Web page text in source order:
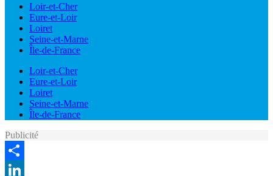
Loir-et-Cher
Eure-et-Loir
Loiret
Seine-et-Marne
Île-de-France
Loir-et-Cher
Eure-et-Loir
Loiret
Seine-et-Marne
Île-de-France
Publicité
Share